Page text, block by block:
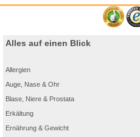
Alles auf einen Blick
Allergien
Auge, Nase & Ohr
Blase, Niere & Prostata
Erkältung
Ernährung & Gewicht